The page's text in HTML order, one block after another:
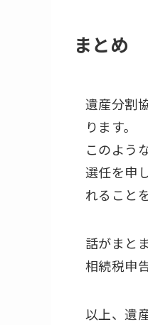
まとめ
遺産分割
ります。
このよう
選任を申
れること
話がまと
相続税申
以上、遺